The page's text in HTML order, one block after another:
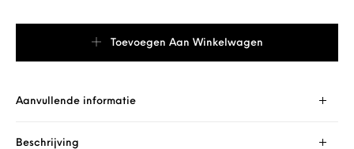
Toevoegen Aan Winkelwagen
Aanvullende informatie
Beschrijving